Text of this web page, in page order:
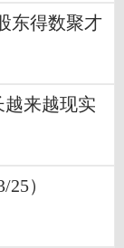
东得数聚才
来越现实
）